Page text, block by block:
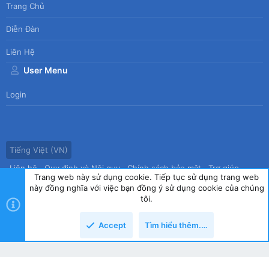
Trang Chủ
Diễn Đàn
Liên Hệ
User Menu
Login
Tiếng Việt (VN)
Liên hệ
Quy định và Nội quy Chính sách bảo mật
Trợ giúp
Trang chủ
R
copyright by Tin học Thế hệ mới
Trang web này sử dụng cookie. Tiếp tục sử dụng trang web
này đồng nghĩa với việc bạn đồng ý sử dụng cookie của chúng
tôi.
Accept Tìm hiểu thêm.…